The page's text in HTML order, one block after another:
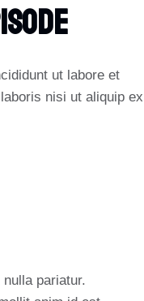
ut labore et
nisi ut aliquip ex
pariatur.